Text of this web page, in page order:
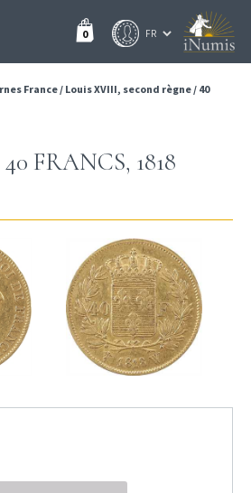
0
France/ Louis XVIII, second règne/ 40
FRANCS, 1818